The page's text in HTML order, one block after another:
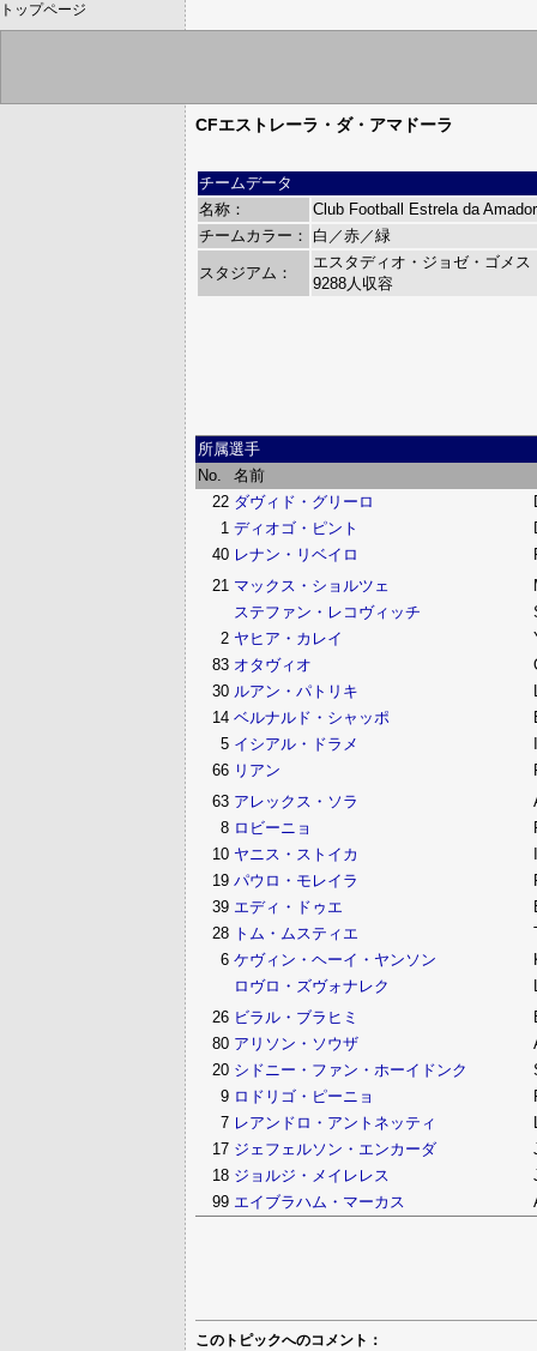
トップページ
CFエストレーラ・ダ・アマドーラ
チームデータ
名称：
Club Football Estrela da
チームカラー：
白／赤／緑
スタジアム：
エスタディオ・ジョゼ・ゴメ
9288人収容
所属選手
No.
名前
22 ダヴィド・グリーロ
1 ディオゴ・ピント
40 レナン・リベイロ
21 マックス・ショルツェ
ステファン・レコヴィッチ
2 ヤヒア・カレイ
83 オタヴィオ
30 ルアン・パトリキ
14 ベルナルド・シャッポ
5 イシアル・ドラメ
66 リアン
63 アレックス・ソラ
8 ロビーニョ
10 ヤニス・ストイカ
19 パウロ・モレイラ
39 エディ・ドゥエ
28 トム・ムスティエ
6 ケヴィン・ヘーイ・ヤンソン
ロヴロ・ズヴォナレク
26 ビラル・ブラヒミ
80 アリソン・ソウザ
20 シドニー・ファン・ホーイドンク
9 ロドリゴ・ピーニョ
7 レアンドロ・アントネッティ
17 ジェフェルソン・エンカーダ
18 ジョルジ・メイレレス
99 エイブラハム・マーカス
このトピックへのコメント：